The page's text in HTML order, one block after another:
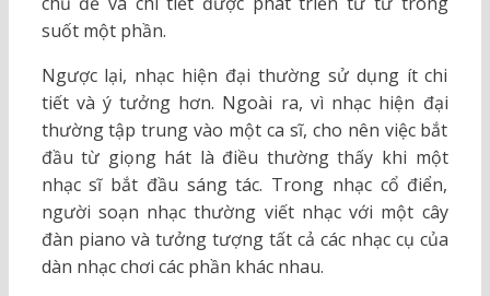
suốt một phần.
Ngược lại, nhạc hiện đại thường sử dụng ít chi
tiết và ý tưởng hơn. Ngoài ra, vì nhạc hiện đại
thường tập trung vào một ca sĩ, cho nên việc bắt
đầu từ giọng hát là điều thường thấy khi một
nhạc sĩ bắt đầu sáng tác. Trong nhạc cổ điển,
người soạn nhạc thường viết nhạc với một cây
đàn piano và tưởng tượng tất cả các nhạc cụ của
dàn nhạc chơi các phần khác nhau.